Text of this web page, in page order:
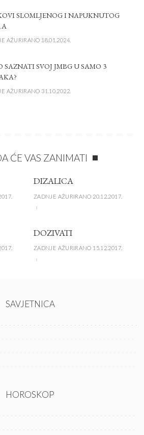
SLOMLJENOG I NAPUKNUTOG
AŽURIRANO 18.01.2024.
SAZNATI SVOJ JMBG U SAMO 3
AŽURIRANO 31.10.2022.
ĆE VAS ZANIMATI
DIZALICA
ZADNJE AŽURIRANO 20.12.2017.
DOZIVATI
ZADNJE AŽURIRANO 15.12.2017.
SAVJETNICA
HOROSKOP